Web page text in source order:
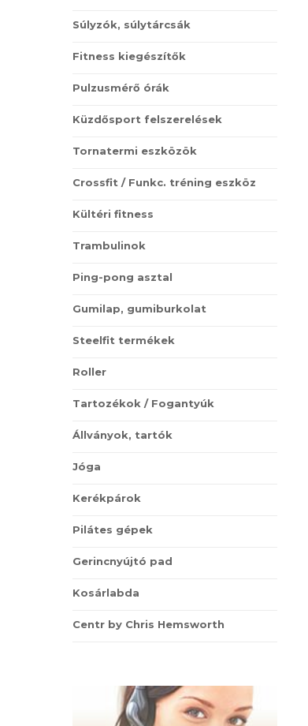
Súlyzók, súlytárcsák
Fitness kiegészítők
Pulzusmérő órák
Küzdősport felszerelések
Tornatermi eszközök
Crossfit / Funkc. tréning eszköz
Kültéri fitness
Trambulinok
Ping-pong asztal
Gumilap, gumiburkolat
Steelfit termékek
Roller
Tartozékok / Fogantyúk
Állványok, tartók
Jóga
Kerékpárok
Pilátes gépek
Gerincnyújtó pad
Kosárlabda
Centr by Chris Hemsworth